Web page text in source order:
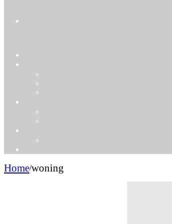
Home/woning